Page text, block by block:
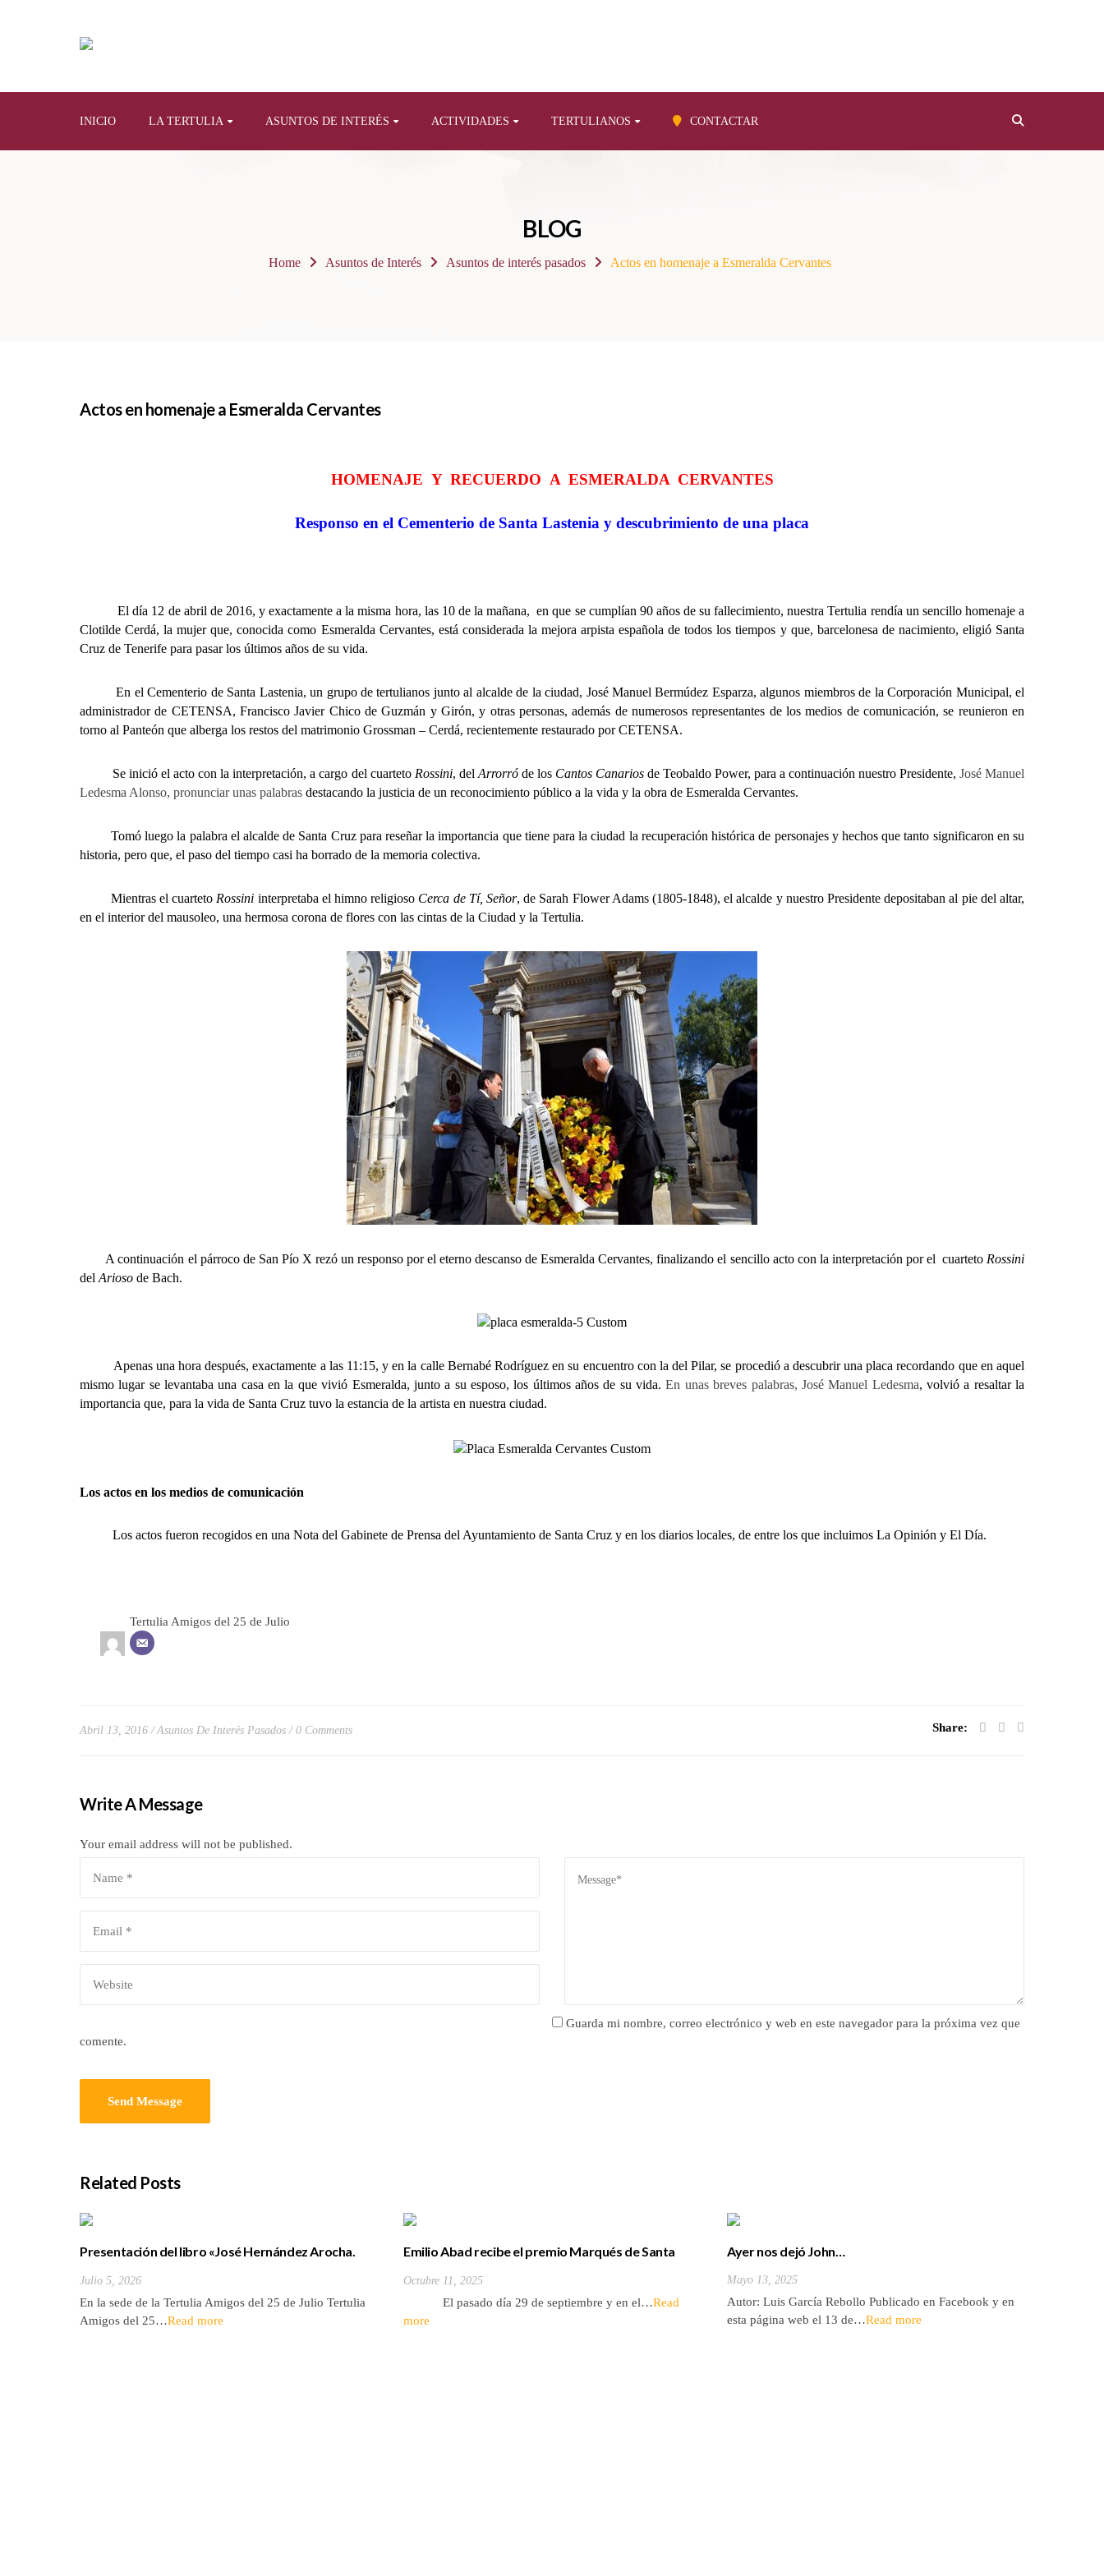
INICIO LA TERTULIA ASUNTOS DE INTERÉS ACTIVIDADES TERTULIANOS CONTACTAR
BLOG
Home Asuntos de Interés Asuntos de interés pasados Actos en homenaje a Esmeralda Cervantes
Actos en homenaje a Esmeralda Cervantes
HOMENAJE Y RECUERDO A ESMERALDA CERVANTES
Responso en el Cementerio de Santa Lastenia y descubrimiento de una placa
El día 12 de abril de 2016, y exactamente a la misma hora, las 10 de la mañana, en que se cumplían 90 años de su fallecimiento, nuestra Tertulia rendía un sencillo homenaje a
Clotilde Cerdá, la mujer que, conocida como Esmeralda Cervantes, está considerada la mejora arpista española de todos los tiempos y que, barcelonesa de nacimiento, eligió Santa
Cruz de Tenerife para pasar los últimos años de su vida.
En el Cementerio de Santa Lastenia, un grupo de tertulianos junto al alcalde de la ciudad, José Manuel Bermúdez Esparza, algunos miembros de la Corporación Municipal, el
administrador de CETENSA, Francisco Javier Chico de Guzmán y Girón, y otras personas, además de numerosos representantes de los medios de comunicación, se reunieron en
torno al Panteón que alberga los restos del matrimonio Grossman – Cerdá, recientemente restaurado por CETENSA.
Se inició el acto con la interpretación, a cargo del cuarteto Rossini, del Arrorróde los Cantos Canariosde Teobaldo Power, para a continuación nuestro Presidente,José Manuel
Ledesma Alonso, pronunciar unas palabras destacando la justicia de un reconocimiento público a la vida y la obra de Esmeralda Cervantes.
Tomó luego la palabra el alcalde de Santa Cruz para reseñar la importancia que tiene para la ciudad la recuperación histórica de personajes y hechos que tanto significaron en su
historia, pero que, el paso del tiempo casi ha borrado de la memoria colectiva.
Mientras el cuarteto Rossini interpretaba el himno religioso Cerca de Tí, Señor, de Sarah Flower Adams (1805-1848), el alcalde y nuestro Presidente depositaban al pie del altar,
en el interior del mausoleo, una hermosa corona de flores con las cintas de la Ciudad y la Tertulia.
A continuación el párroco de San Pío X rezó un responso por el eterno descanso de Esmeralda Cervantes, finalizando el sencillo acto con la interpretación por el cuarteto Rossini
del Arioso de Bach.
Apenas una hora después, exactamente a las 11:15, y en la calle Bernabé Rodríguez en su encuentro con la del Pilar, se procedió a descubrir una placa recordando que en aquel
mismo lugar se levantaba una casa en la que vivió Esmeralda, junto a su esposo, los últimos años de su vida.En unas breves palabras, José Manuel Ledesma, volvió a resaltar la
importancia que, para la vida de Santa Cruz tuvo la estancia de la artista en nuestra ciudad.
Los actos en los medios de comunicación
Los actos fueron recogidos en una Nota del Gabinete de Prensa del Ayuntamiento de Santa Cruz y en los diarios locales, de entre los que incluimos La Opinión y El Día.
Tertulia Amigos del 25 de Julio
Abril 13, 2016 Asuntos De Interés Pasados 0 Comments Share:
Write A Message
Your email address will not be published.
Guarda mi nombre, correo electrónico y web en este navegador para la próxima vez que
comente.
Related Posts
Presentación del libro «José Hernández Arocha.
Julio 5, 2026
En la sede de la Tertulia Amigos del 25 de Julio Tertulia
Amigos del 25…Read more
Emilio Abad recibe el premio Marqués de Santa
Octubre 11, 2025
El pasado día 29 de septiembre y en el…Read
more
Ayer nos dejó John…
Mayo 13, 2025
Autor: Luis García Rebollo Publicado en Facebook y en
esta página web el 13 de…Read more